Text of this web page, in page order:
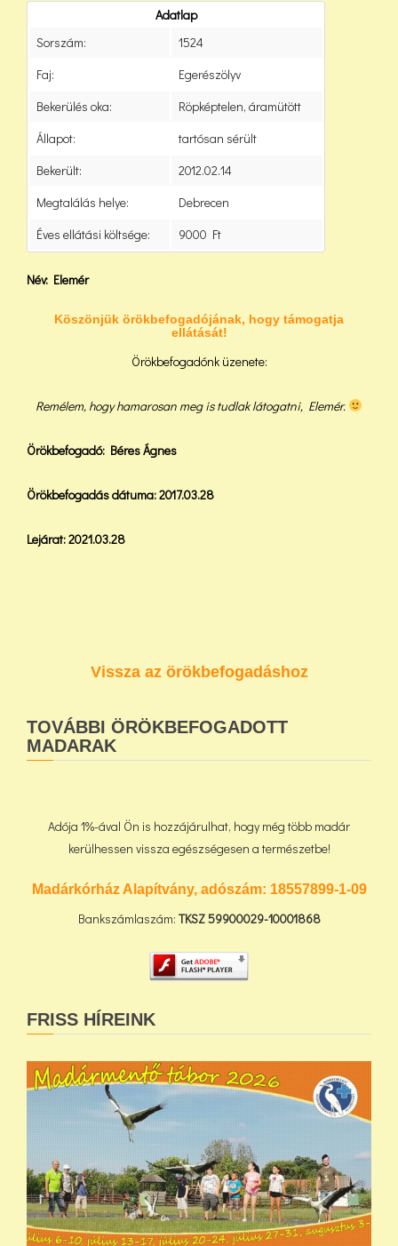
Adatlap
Sorszám:
1524
Faj:
Egerészölyv
Bekerülés oka:
Röpképtelen, áramütött
Állapot:
tartósan sérült
Bekerült:
2012.02.14
Megtalálás helye:
Debrecen
Éves ellátási költsége:
9000 Ft
Név: Elemér
Köszönjük örökbefogadójának, hogy támogatja
ellátását!
Örökbefogadónk üzenete:
Remélem, hogy hamarosan meg is tudlak látogatni, Elemér.
Örökbefogadó: Béres Ágnes
Örökbefogadás dátuma: 2017.03.28
Lejárat: 2021.03.28
Vissza az örökbefogadáshoz
TOVÁBBI ÖRÖKBEFOGADOTT
MADARAK
Adója 1%-ával Ön is hozzájárulhat, hogy még több madár
kerülhessen vissza egészségesen a természetbe!
Madárkórház Alapítvány, adószám: 18557899-1-09
Bankszámlaszám: TKSZ59900029-10001868
FRISS HÍREINK